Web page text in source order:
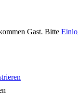
Gast. Bitte